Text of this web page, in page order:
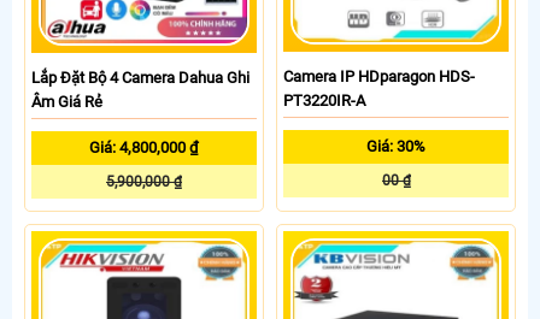
Lắp Đặt Bộ 4 Camera Dahua Ghi
Âm Giá Rẻ
Giá: 4,800,000 ₫
5,900,000 ₫
Camera IP HDparagon HDS-
PT3220IR-A
Giá: 30%
00 ₫